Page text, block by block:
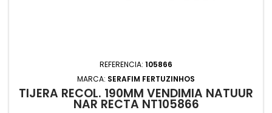
REFERENCIA: 105866
MARCA: SERAFIM FERTUZINHOS
TIJERA RECOL. 190MM VENDIMIA NATUUR
NAR RECTA NT105866